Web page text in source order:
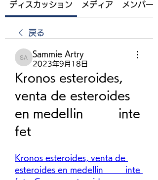
ディスカッション メディア メンバー
戻る
Sammie Artry
Sammie Artry
2023年9月18日
Kronos esteroides,
venta de esteroides
en medellin         inte
fet
Kronos esteroides, venta de
esteroides en medellin         inte